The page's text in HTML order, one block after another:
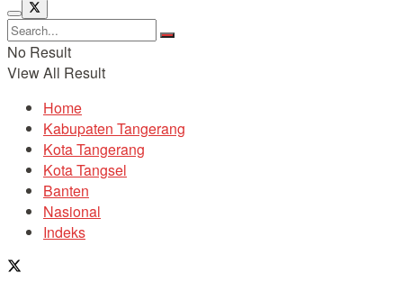
No Result
View All Result
Home
Kabupaten Tangerang
Kota Tangerang
Kota Tangsel
Banten
Nasional
Indeks